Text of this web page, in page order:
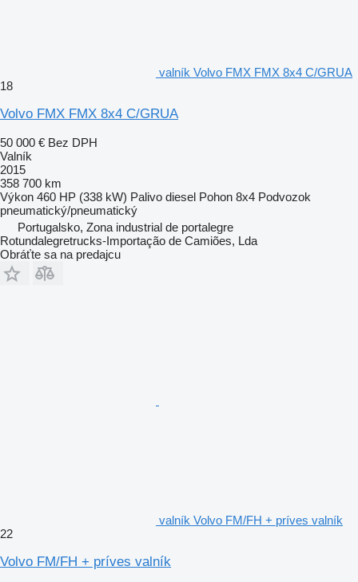
valník Volvo FMX FMX 8x4 C/GRUA
18
Volvo FMX FMX 8x4 C/GRUA
50 000 € Bez DPH
Valník
2015
358 700 km
Výkon 460 HP (338 kW) Palivo diesel Pohon 8x4 Podvozok
pneumatický/pneumatický
Portugalsko, Zona industrial de portalegre
Rotundalegretrucks-Importação de Camiões, Lda
Obráťte sa na predajcu
valník Volvo FM/FH + príves valník
22
Volvo FM/FH + príves valník